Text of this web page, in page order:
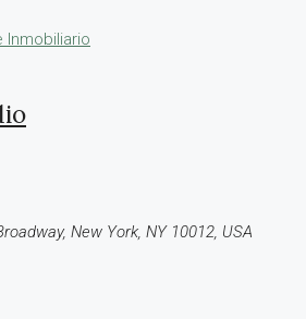
New York, NY 10012, USA